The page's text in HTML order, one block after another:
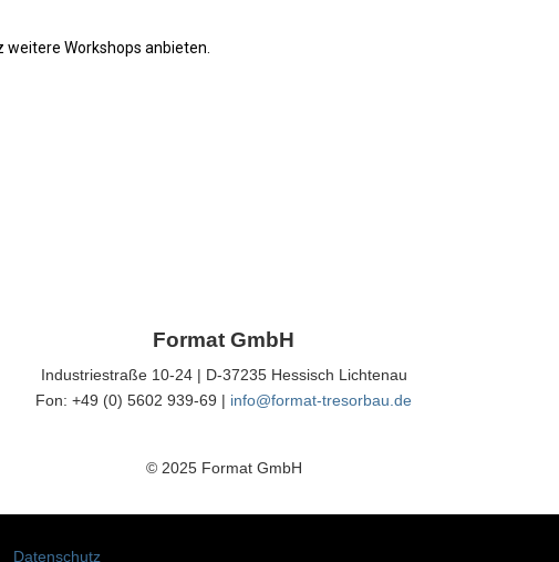
Workshops anbieten.
Format GmbH
Industriestraße 10-24 | D-37235 Hessisch Lichtenau
Fon: +49 (0) 5602 939-69 | info@format-tresorbau.de
© 2025 Format GmbH
Datenschutz